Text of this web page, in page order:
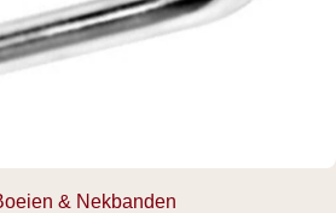
& Nekbanden